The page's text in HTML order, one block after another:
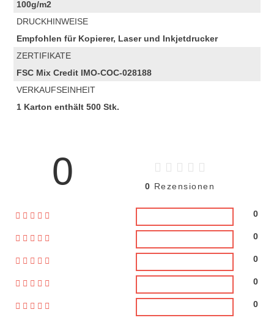
100g/m2
DRUCKHINWEISE
Empfohlen für Kopierer, Laser und Inkjetdrucker
ZERTIFIKATE
FSC Mix Credit IMO-COC-028188
VERKAUFSEINHEIT
1 Karton enthält 500 Stk.
0 0 Rezensionen
0
0
0
0
0